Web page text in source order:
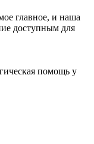
главное, и наша
доступным для
помощь у